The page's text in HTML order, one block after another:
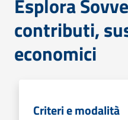
Esplora
contributi,
economici
Criteri e modalità